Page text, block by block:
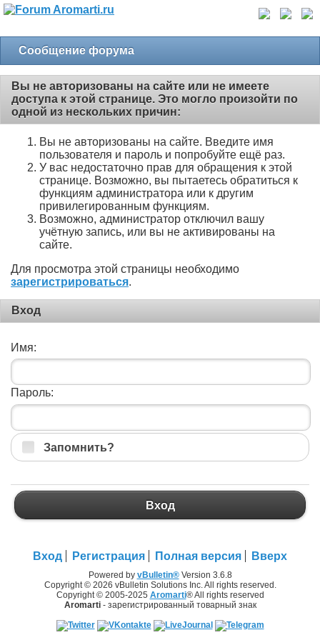
Сообщение форума
Вы не авторизованы на сайте или не имеете
доступа к этой странице. Это могло произойти по
одной из нескольких причин:
Вы не авторизованы на сайте. Введите имя
пользователя и пароль и попробуйте ещё раз.
У вас недостаточно прав для обращения к этой
странице. Возможно, вы пытаетесь обратиться к
функциям администратора или к другим
привилегированным функциям.
Возможно, администратор отключил вашу
учётную запись, или вы не активированы на
сайте.
Для просмотра этой страницы необходимо
зарегистрироваться.
Вход
Имя:
Пароль:
Запомнить?
Вход
Вход Регистрация Полная версия Вверх
Powered by vBulletin®Version 3.6.8
Copyright © 2026 vBulletin Solutions Inc. All rights reserved.
Copyright © 2005-2025 Aromarti® All rights reserved
Aromarti- зарегистрированный товарный знак